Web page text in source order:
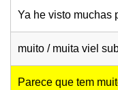
Ya he visto muchas
muito / muita viel
Parece que tem